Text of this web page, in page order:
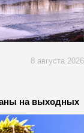
8 августа 2026
на выходных